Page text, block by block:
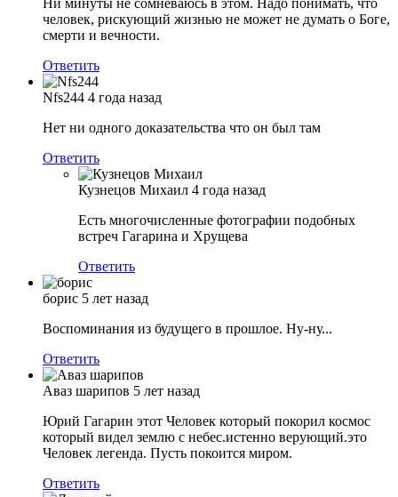
Ни минуты не сомневаюсь в этом. Надо понимать, что
человек, рискующий жизнью не может не думать о Боге,
смерти и вечности.
Ответить
Nfs244 4 года назад
Нет ни одного доказательства что он был там
Ответить
Кузнецов Михаил 4 года назад
Есть многочисленные фотографии подобных
встреч Гагарина и Хрущева
Ответить
борис 5 лет назад
Воспоминания из будущего в прошлое. Ну-ну...
Ответить
Аваз шарипов 5 лет назад
Юрий Гагарин этот Человек который покорил космос
который видел землю с небес.истенно верующий.это
Человек легенда. Пусть покоится миром.
Ответить